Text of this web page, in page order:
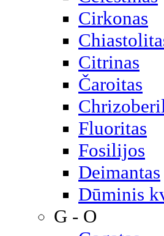
Cirkonas
Citrinas
Čaroitas
Fluoritas
Fosilijos
Deimantas
Dūminis
G - O